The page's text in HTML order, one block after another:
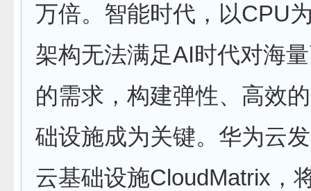
万倍。智能时代，以CPU
架构无法满足AI时代对海
的需求，构建弹性、高效
础设施成为关键。华为云
云基础设施CloudMatrix，